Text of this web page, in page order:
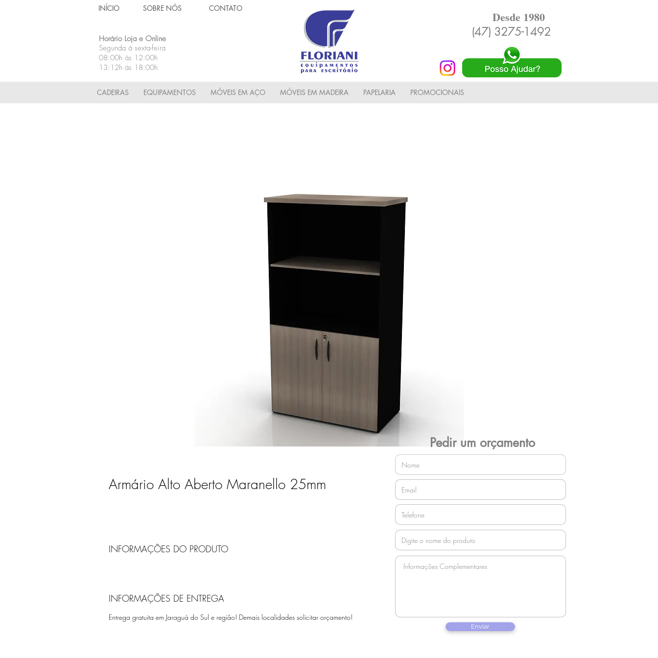
INÍCIO SOBRE NÓS CONTATO
Horário Loja e Online
Segunda á sexta-feira
08:00h às 12:00h
13:12h às 18:00h
(47) 3275-1492
CADEIRAS EQUIPAMENTOS MÓVEIS EM AÇO MÓVEIS EM MADEIRA PAPELARIA PROMOCIONAIS
Desde 1980
Armário Alto Aberto Maranello 25mm
INFORMAÇÕES DO PRODUTO
INFORMAÇÕES DE ENTREGA
Entrega gratuita em Jaraguá do Sul e região! Demais localidades solicitar orçamento!
Pedir um orçamento
Enviar